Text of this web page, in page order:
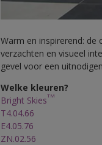
Warm en inspirerend:
verzachten en visueel
gevel voor een
Welke kleuren?
Bright SkiesTM
T4.04.66
E4.05.76
ZN.02.56